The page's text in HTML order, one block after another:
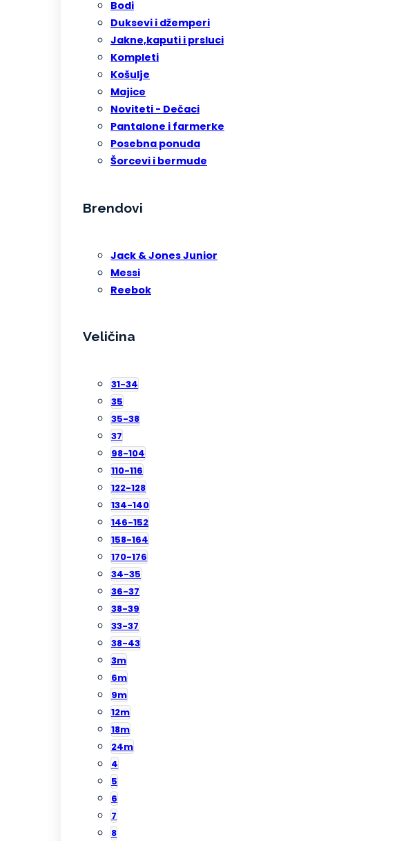
Bodi
Duksevi i džemperi
Jakne,kaputi i prsluci
Kompleti
Košulje
Majice
Noviteti - Dečaci
Pantalone i farmerke
Posebna ponuda
Šorcevi i bermude
Brendovi
Jack & Jones Junior
Messi
Reebok
Veličina
31-34
35
35-38
37
98-104
110-116
122-128
134-140
146-152
158-164
170-176
34-35
36-37
38-39
33-37
38-43
3m
6m
9m
12m
18m
24m
4
5
6
7
8